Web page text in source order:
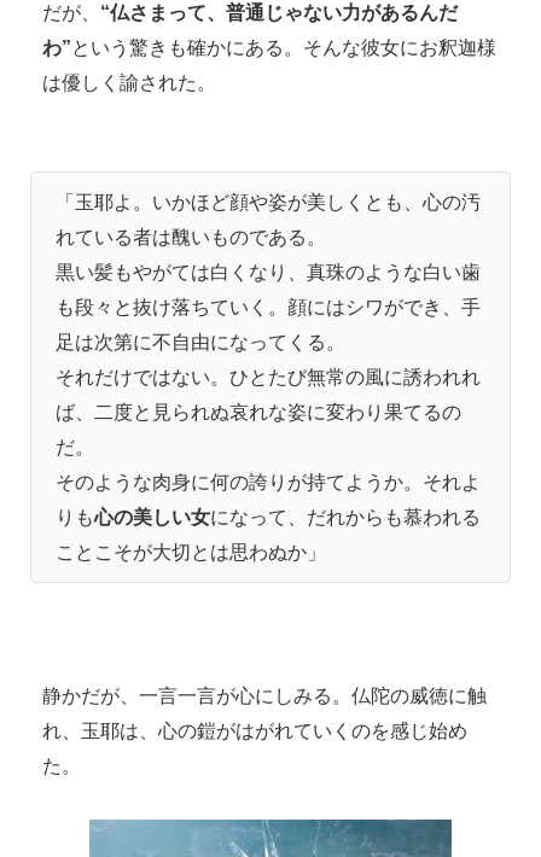
だが、 “仏さまって、普通じゃない力があるんだ
わ”という驚きも確かにある。そんな彼女にお釈迦様
は優しく諭された。
「玉耶よ。いかほど顔や姿が美しくとも、心の汚
れている者は醜いものである。
黒い髪もやがては白くなり、真珠のような白い歯
も段々と抜け落ちていく。顔にはシワができ、手
足は次第に不自由になってくる。
それだけではない。ひとたび無常の風に誘われれ
ば、二度と見られぬ哀れな姿に変わり果てるの
だ。
そのような肉身に何の誇りが持てようか。それよ
りも心の美しい女になって、だれからも慕われる
ことこそが大切とは思わぬか」
静かだが、一言一言が心にしみる。仏陀の威徳に触
れ、玉耶は、心の鎧がはがれていくのを感じ始め
た。